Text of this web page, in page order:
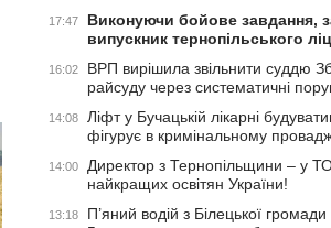
17:47
Виконуючи бойове завдання,
випускник тернопільського
16:02
ВРП вирішила звільнити суддю
райсуду через систематичні
14:08
Ліфт у Бучацькій лікарні
фігурує в кримінальному
14:00
Директор з Тернопільщини – у
найкращих освітян України!
13:18
П’яний водій з Білецької